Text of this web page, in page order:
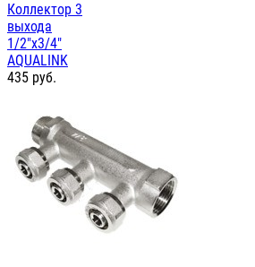
Коллектор 3
выхода
1/2"х3/4"
AQUALINK
435 руб.